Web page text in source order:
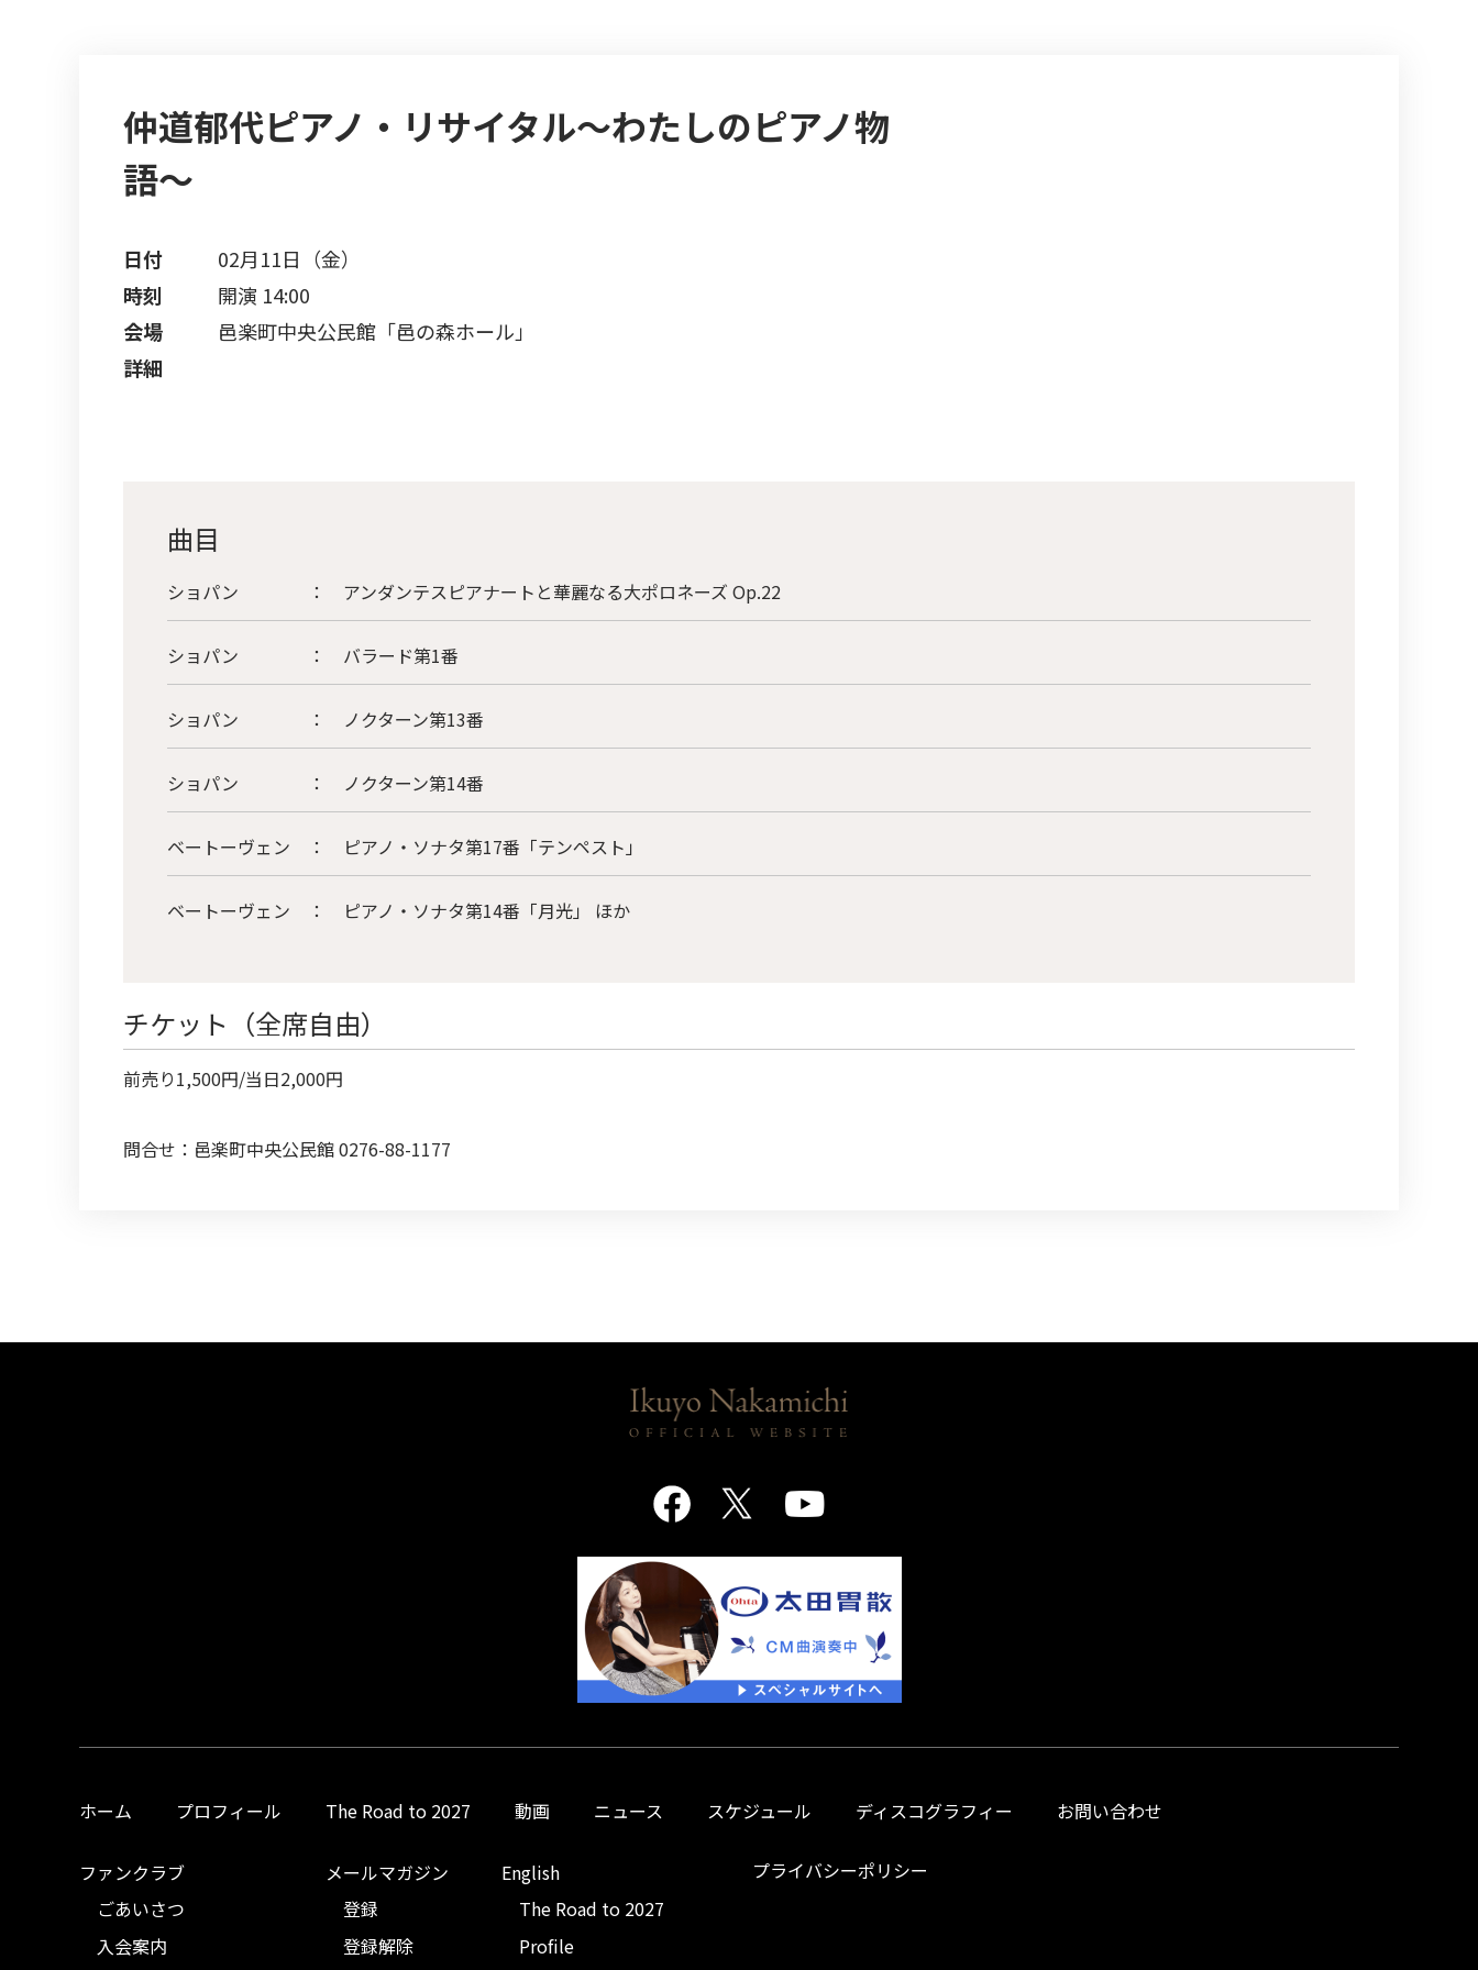
仲道郁代ピアノ・リサイタル～わたしのピアノ物
語～
日付
02月11日（金）
時刻
開演 14:00
会場
邑楽町中央公民館「邑の森ホール」
詳細
曲目
ショパン ： アンダンテスピアナートと華麗なる大ポロネーズ Op.22
ショパン ： バラード第1番
ショパン ： ノクターン第13番
ショパン ： ノクターン第14番
ベートーヴェン ： ピアノ・ソナタ第17番「テンペスト」
ベートーヴェン ： ピアノ・ソナタ第14番「月光」 ほか
チケット（全席自由）
前売り1,500円/当日2,000円
問合せ：邑楽町中央公民館 0276-88-1177
ホーム プロフィール The Road to 2027 動画 ニュース スケジュール ディスコグラフィー お問い合わせ
ファンクラブ
ごあいさつ
入会案内
メールマガジン
登録
登録解除
English
The Road to 2027
Profile
プライバシーポリシー